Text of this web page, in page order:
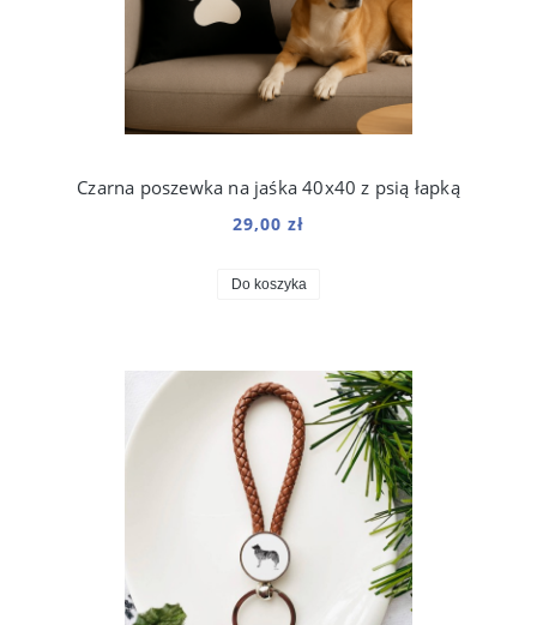
Czarna poszewka na jaśka 40x40 z psią łapką
29,00 zł
Do koszyka